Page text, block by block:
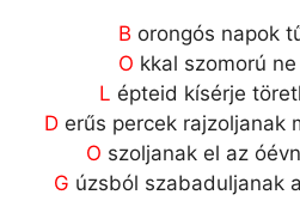
B orongós napok
O kkal szomorú
L épteid kísérje
Derűs percek rajzoljanak
O szoljanak el az
G úzsból szabaduljanak